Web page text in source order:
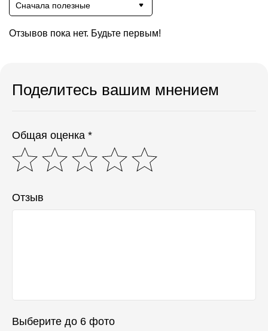
Сначала полезные
Отзывов пока нет. Будьте первым!
Поделитесь вашим мнением
Общая оценка *
Отзыв
Выберите до 6 фото